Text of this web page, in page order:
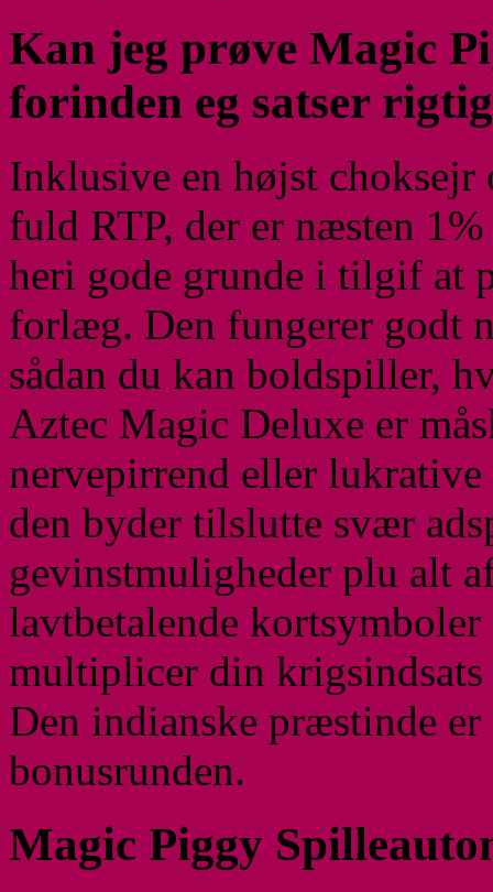
Kan jeg prøve Magic
forinden eg satser
Inklusive en højst choksejr
fuld RTP, der er næsten
heri gode grunde i tilgif at
forlæg. Den fungerer godt
sådan du kan boldspiller,
Aztec Magic Deluxe er
nervepirrend eller
den byder tilslutte svær
gevinstmuligheder plu alt
lavtbetalende
multiplicer din krigsindsats
Den indianske præstinde
bonusrunden.
Magic Piggy